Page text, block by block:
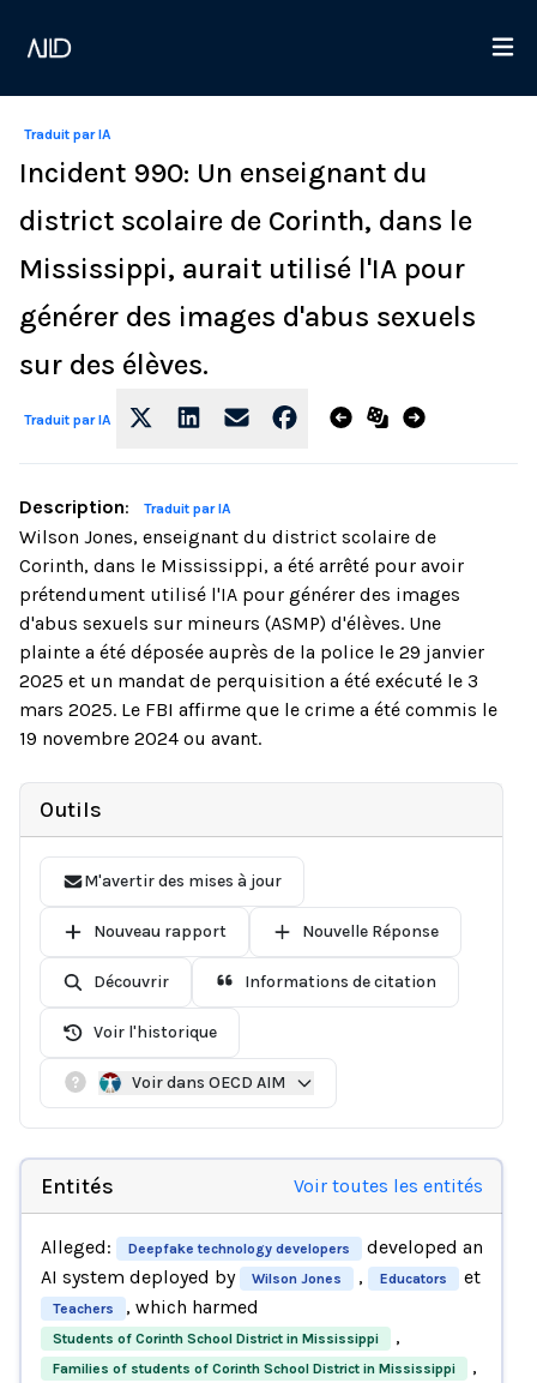
Traduit par IA
Incident 990: Un enseignant du
district scolaire de Corinth, dans le
Mississippi, aurait utilisé l'IA pour
générer des images d'abus sexuels
sur des élèves.
Traduit par IA
Description: Traduit par IA
Wilson Jones, enseignant du district scolaire de
Corinth, dans le Mississippi, a été arrêté pour avoir
prétendument utilisé l'IA pour générer des images
d'abus sexuels sur mineurs (ASMP) d'élèves. Une
plainte a été déposée auprès de la police le 29 janvier
2025 et un mandat de perquisition a été exécuté le 3
mars 2025. Le FBI affirme que le crime a été commis le
19 novembre 2024 ou avant.
Outils
M'avertir des mises à jour
Nouveau rapport Nouvelle Réponse
Découvrir Informations de citation
Voir l'historique
Voir dans OECD AIM
Entités Voir toutes les entités
Alleged: Deepfake technology developers
developed an
AI system deployed by
Wilson Jones , Educators et
Teachers , which harmed
Students of Corinth School District in Mississippi ,
Families of students of Corinth School District in Mississippi ,